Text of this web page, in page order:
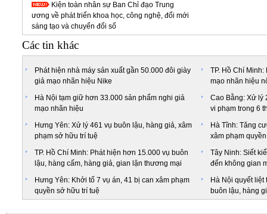
Kiện toàn nhân sự Ban Chỉ đạo Trung
ương về phát triển khoa học, công nghệ, đổi mới
sáng tạo và chuyển đổi số
Các tin khác
Phát hiện nhà máy sản xuất gần 50.000 đôi giày
giả mạo nhãn hiệu Nike
TP. Hồ Chí
mạo nhãn hiệu
Hà Nội tạm giữ hơn 33.000 sản phẩm nghi giả
mạo nhãn hiệu
Cao Bằng: Xử lý
vi phạm trong 6
Hưng Yên: Xử lý 461 vụ buôn lậu, hàng giả, xâm
phạm sở hữu trí tuệ
Hà Tĩnh: Tăng
xâm phạm
TP. Hồ Chí Minh: Phát hiện hơn 15.000 vụ buôn
lậu, hàng cấm, hàng giả, gian lận thương mại
Tây Ninh: Siết
đến không gian
Hưng Yên: Khởi tố 7 vụ án, 41 bị can xâm phạm
quyền sở hữu trí tuệ
Hà Nội quyết
buôn lậu, hàng